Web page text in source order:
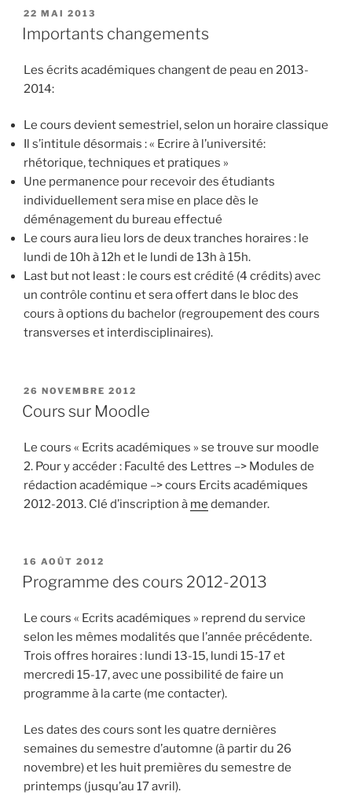
PUBLIÉ
LE
22 MAI 2013
Importants changements
Les écrits académiques changent de peau en 2013-
2014:
Le cours devient semestriel, selon un horaire classique
Il s’intitule désormais : « Ecrire à l’université:
rhétorique, techniques et pratiques »
Une permanence pour recevoir des étudiants
individuellement sera mise en place dès le
déménagement du bureau effectué
Le cours aura lieu lors de deux tranches horaires : le
lundi de 10h à 12h et le lundi de 13h à 15h.
Last but not least : le cours est crédité (4 crédits) avec
un contrôle continu et sera offert dans le bloc des
cours à options du bachelor (regroupement des cours
transverses et interdisciplinaires).
PUBLIÉ
LE
26 NOVEMBRE 2012
Cours sur Moodle
Le cours « Ecrits académiques » se trouve sur moodle
2. Pour y accéder : Faculté des Lettres –> Modules de
rédaction académique –> cours Ercits académiques
2012-2013. Clé d’inscription à me demander.
PUBLIÉ
LE
16 AOÛT 2012
Programme des cours 2012-2013
Le cours « Ecrits académiques » reprend du service
selon les mêmes modalités que l’année précédente.
Trois offres horaires : lundi 13-15, lundi 15-17 et
mercredi 15-17, avec une possibilité de faire un
programme à la carte (me contacter).
Les dates des cours sont les quatre dernières
semaines du semestre d’automne (à partir du 26
novembre) et les huit premières du semestre de
printemps (jusqu’au 17 avril).